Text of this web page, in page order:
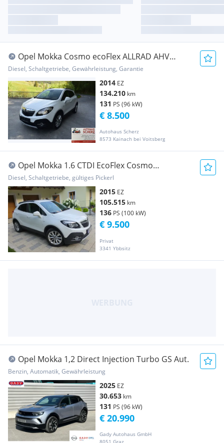
Opel Mokka Cosmo ecoFlex ALLRAD AHV
GARANTIE AKTION
Diesel, Schaltgetriebe, Gewährleistung, Garantie
2014 EZ
134.210 km
131 PS (96 kW)
Autohaus Scherz
8573 Kainach bei Voitsberg
€ 8.500
Opel Mokka 1.6 CTDI EcoFlex Cosmo
Start-/Stop/ XENON/ NAVI
Diesel, Schaltgetriebe, gültiges Pickerl
2015 EZ
105.515 km
136 PS (100 kW)
Privat
3341 Ybbsitz
€ 9.500
Opel Mokka 1,2 Direct Injection Turbo GS Aut.
Benzin, Automatik, Gewährleistung
2025 EZ
30.653 km
131 PS (96 kW)
Gady Autohaus GmbH
8051 Graz
€ 20.990